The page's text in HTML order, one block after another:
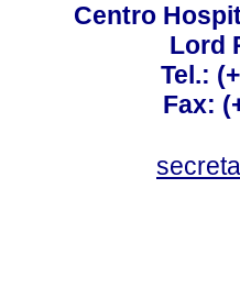
Centro
Lord
Tel.:
Fax: